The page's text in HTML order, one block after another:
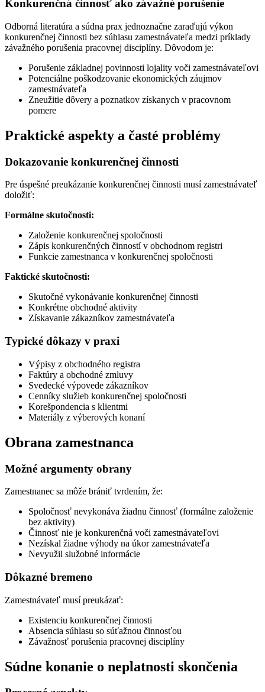
Konkurenčná činnosť ako závažné porušenie
Odborná literatúra a súdna prax jednoznačne zaraďujú výkon
konkurenčnej činnosti bez súhlasu zamestnávateľa medzi príklady
závažného porušenia pracovnej disciplíny. Dôvodom je:
Porušenie základnej povinnosti lojality voči zamestnávateľovi
Potenciálne poškodzovanie ekonomických záujmov
zamestnávateľa
Zneužitie dôvery a poznatkov získanych v pracovnom
pomere
Praktické aspekty a časté problémy
Dokazovanie konkurenčnej činnosti
Pre úspešné preukázanie konkurenčnej činnosti musí zamestnávateľ
doložiť:
Formálne skutočnosti:
Založenie konkurenčnej spoločnosti
Zápis konkurenčných činností v obchodnom registri
Funkcie zamestnanca v konkurenčnej spoločnosti
Faktické skutočnosti:
Skutočné vykonávanie konkurenčnej činnosti
Konkrétne obchodné aktivity
Získavanie zákazníkov zamestnávateľa
Typické dôkazy v praxi
Výpisy z obchodného registra
Faktúry a obchodné zmluvy
Svedecké výpovede zákazníkov
Cenníky služieb konkurenčnej spoločnosti
Korešpondencia s klientmi
Materiály z výberových konaní
Obrana zamestnanca
Možné argumenty obrany
Zamestnanec sa môže brániť tvrdením, že:
Spoločnosť nevykonáva žiadnu činnosť (formálne založenie
bez aktivity)
Činnosť nie je konkurenčná voči zamestnávateľovi
Nezískal žiadne výhody na úkor zamestnávateľa
Nevyužil služobné informácie
Dôkazné bremeno
Zamestnávateľ musí preukázať:
Existenciu konkurenčnej činnosti
Absencia súhlasu so súťažnou činnosťou
Závažnosť porušenia pracovnej disciplíny
Súdne konanie o neplatnosti skončenia